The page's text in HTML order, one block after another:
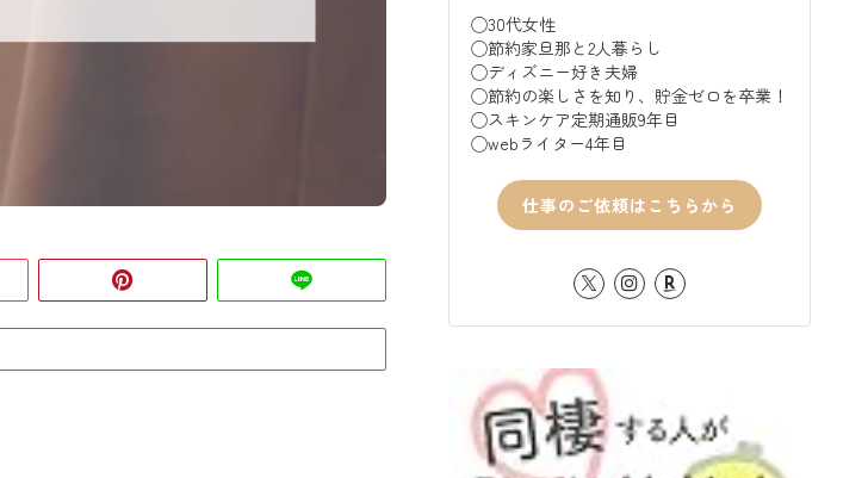
◯30代女性
◯節約家旦那と2人暮らし
◯ディズニー好き夫婦
◯節約の楽しさを知り、貯金ゼロを卒業！
◯スキンケア定期通販9年目
◯webライター4年目
仕事のご依頼はこちらから